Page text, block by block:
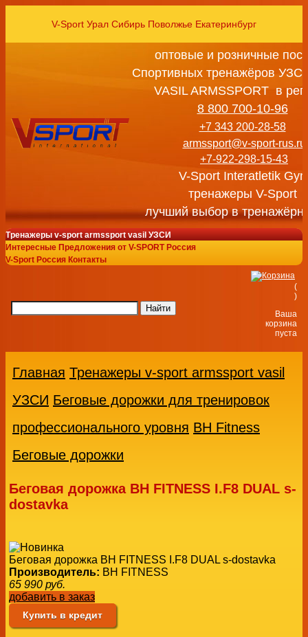
V-Sport Урал Сибирь Поволжье Екатеринбург
оптовые и розничные
Спортивных тренажёров
VASIL ARMSSPORT в
8 800 700-10-96
+7 343 200-28-58
armssport@v-sport-rus.ru
+7-922-298-15-43
V-Sport Interatletik
тренажеры V-Sport
лучший выбор в
Тренажеры v-sport armssport vasil УЗСИ
Интересные Предложения от V-SPORT Россия
V-Sport Россия Контакты
(
)
Ваша
корзина
пуста
Главная Тренажеры v-sport armssport vasil
УЗСИ Беговые дорожки для тренировок
профессионального уровня BH Fitness
Беговые дорожки
Беговая дорожка BH FITNESS I.F8 DUAL s-
dostavka
Беговая дорожка BH FITNESS I.F8 DUAL s-dostavka
Производитель: BH FITNESS
65 990 руб.
добавить в заказ
Купить в кредит